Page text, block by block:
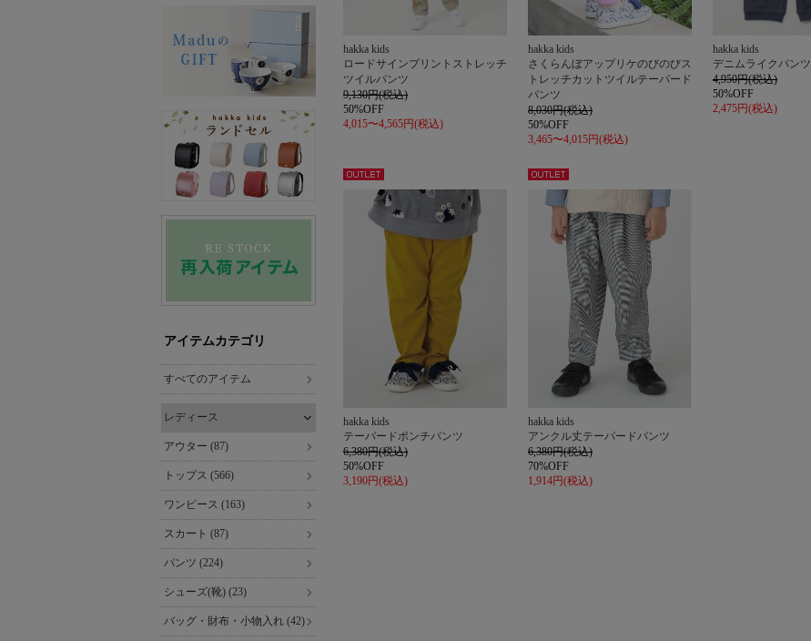
アイテムカテゴリ
すべてのアイテム
レディース
アウター (87)
トップス (566)
ワンピース (163)
スカート (87)
パンツ (224)
シューズ(靴) (23)
バッグ・財布・小物入れ (42)
hakka kids
ロードサインプリントストレッチ
ツイルパンツ
9,130円(税込)
50%OFF
4,015〜4,565円(税込)
hakka kids
さくらんぼアップリケのびのびス
トレッチカットツイルテーパード
パンツ
8,030円(税込)
50%OFF
3,465〜4,015円(税込)
hakka kids
デニムライクパンツ
4,950円(税込)
50%OFF
2,475円(税込)
レット
hakka kids
テーパードポンチパンツ
6,380円(税込)
50%OFF
3,190円(税込)
アウト
レット
hakka kids
アンクル丈テーパードパンツ
6,380円(税込)
70%OFF
1,914円(税込)